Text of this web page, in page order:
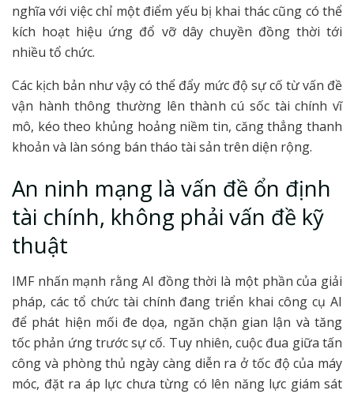
nghĩa với việc chỉ một điểm yếu bị khai thác cũng có thể
kích hoạt hiệu ứng đổ vỡ dây chuyền đồng thời tới
nhiều tổ chức.
Các kịch bản như vậy có thể đẩy mức độ sự cố từ vấn đề
vận hành thông thường lên thành cú sốc tài chính vĩ
mô, kéo theo khủng hoảng niềm tin, căng thẳng thanh
khoản và làn sóng bán tháo tài sản trên diện rộng.
An ninh mạng là vấn đề ổn định
tài chính, không phải vấn đề kỹ
thuật
IMF nhấn mạnh rằng AI đồng thời là một phần của giải
pháp, các tổ chức tài chính đang triển khai công cụ AI
để phát hiện mối đe dọa, ngăn chặn gian lận và tăng
tốc phản ứng trước sự cố. Tuy nhiên, cuộc đua giữa tấn
công và phòng thủ ngày càng diễn ra ở tốc độ của máy
móc, đặt ra áp lực chưa từng có lên năng lực giám sát